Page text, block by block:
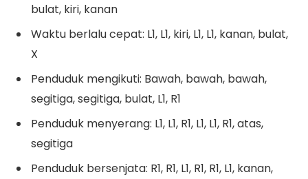
bulat, kiri, kanan
Waktu berlalu cepat: L1, L1, kiri, L1, L1, kanan, bulat,
X
Penduduk mengikuti: Bawah, bawah, bawah,
segitiga, segitiga, bulat, L1, R1
Penduduk menyerang: L1, L1, R1, L1, L1, R1, atas,
segitiga
Penduduk bersenjata: R1, R1, L1, R1, R1, L1, kanan,